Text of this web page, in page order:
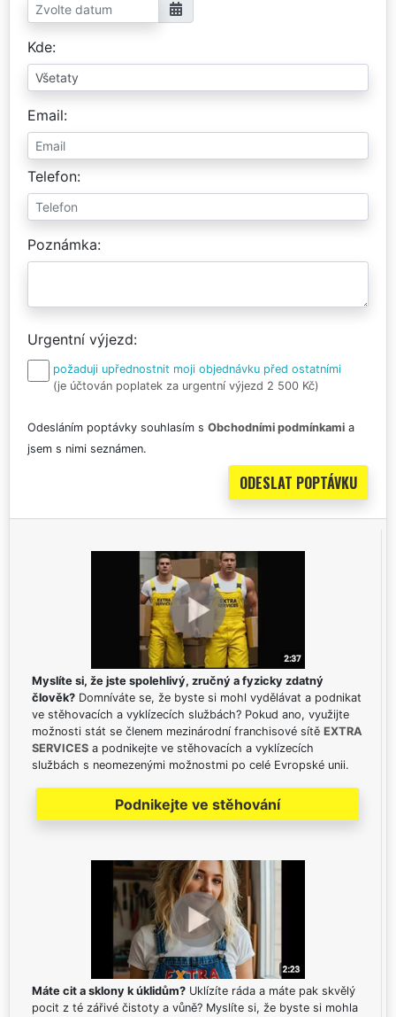
Kde
Email
Telefon
Poznámka
Urgentní výjezd
požaduji upřednostnit moji objednávku před ostatními
(je účtován poplatek za urgentní výjezd 2 500 Kč)
Odesláním poptávky souhlasím s Obchodními podmínkami a
jsem s nimi seznámen.
Myslíte si, že jste spolehlivý, zručný a fyzicky zdatný
člověk? Domníváte se, že byste si mohl vydělávat a podnikat
ve stěhovacích a vyklízecích službách? Pokud ano, využijte
možnosti stát se členem mezinárodní franchisové sítě EXTRA
SERVICES a podnikejte ve stěhovacích a vyklízecích
službách s neomezenými možnostmi po celé Evropské unii.
Podnikejte ve stěhování
Máte cit a sklony k úklidům? Uklízíte ráda a máte pak skvělý
pocit z té zářivé čistoty a vůně? Myslíte si, že byste si mohla